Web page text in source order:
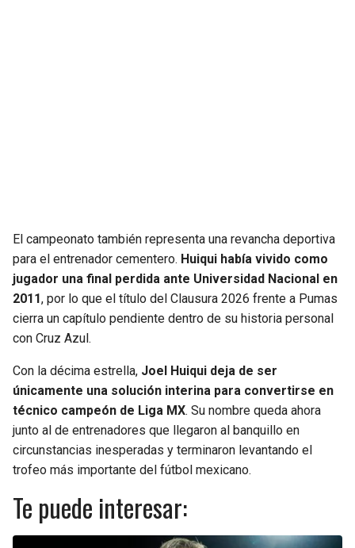
El campeonato también representa una revancha deportiva
para el entrenador cementero. Huiqui había vivido como
jugador una final perdida ante Universidad Nacional en
2011, por lo que el título del Clausura 2026 frente a Pumas
cierra un capítulo pendiente dentro de su historia personal
con Cruz Azul.
Con la décima estrella, Joel Huiqui deja de ser
únicamente una solución interina para convertirse en
técnico campeón de Liga MX. Su nombre queda ahora
junto al de entrenadores que llegaron al banquillo en
circunstancias inesperadas y terminaron levantando el
trofeo más importante del fútbol mexicano.
Te puede interesar: